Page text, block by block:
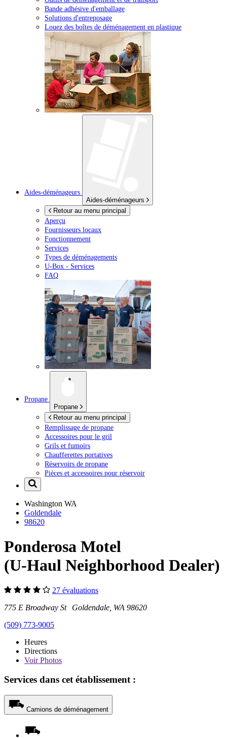
Bande adhésive d'emballage
Solutions d'entreposage
Louez des boîtes de déménagement en plastique
Aides-déménageurs
Aides-déménageurs
Retour au menu principal
Aperçu
Fournisseurs locaux
Fonctionnement
Services
Types de déménagements
U-Box - Services
FAQ
Propane
Propane
Retour au menu principal
Remplissage de propane
Accessoires pour le gril
Grils et fumoirs
Chaufferettes portatives
Réservoirs de propane
Pièces et accessoires pour réservoir
Washington WA
Goldendale
98620
Ponderosa Motel
(U-Haul Neighborhood Dealer)
27 évaluations
775 E Broadway St Goldendale, WA 98620
(509) 773-9005
Heures
Directions
VoirPhotos
Services dans cet établissement :
Camions de déménagement